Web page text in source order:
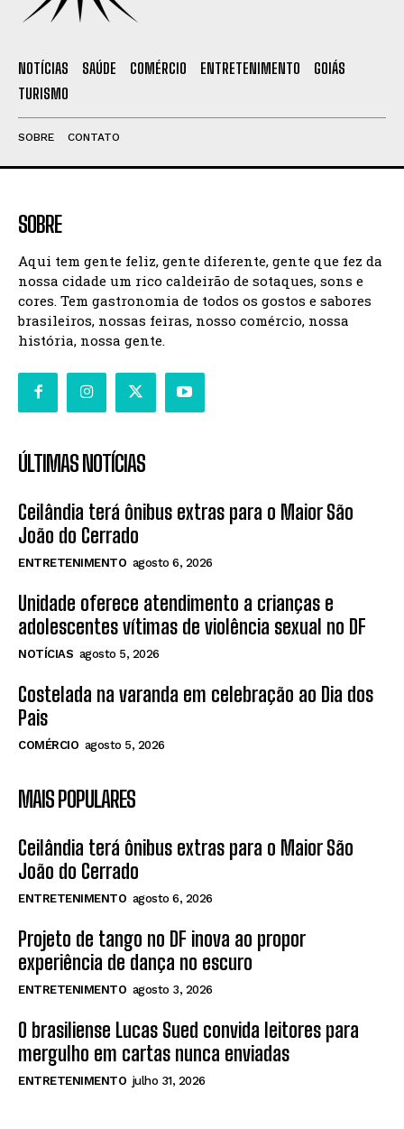
NOTÍCIAS SAÚDE COMÉRCIO ENTRETENIMENTO
GOIÁS
TURISMO
SOBRE CONTATO
SOBRE
Aqui tem gente feliz, gente diferente, gente que fez da
nossa cidade um rico caldeirão de sotaques, sons e
cores. Tem gastronomia de todos os gostos e sabores
brasileiros, nossas feiras, nosso comércio, nossa
história, nossa gente.
ÚLTIMAS NOTÍCIAS
Ceilândia terá ônibus extras para o Maior São
João do Cerrado
ENTRETENIMENTO agosto 6, 2026
Unidade oferece atendimento a crianças e
adolescentes vítimas de violência sexual no DF
NOTÍCIAS agosto 5, 2026
Costelada na varanda em celebração ao Dia dos
Pais
COMÉRCIO agosto 5, 2026
MAIS POPULARES
Ceilândia terá ônibus extras para o Maior São
João do Cerrado
ENTRETENIMENTO agosto 6, 2026
Projeto de tango no DF inova ao propor
experiência de dança no escuro
ENTRETENIMENTO agosto 3, 2026
O brasiliense Lucas Sued convida leitores para
mergulho em cartas nunca enviadas
ENTRETENIMENTO julho 31, 2026